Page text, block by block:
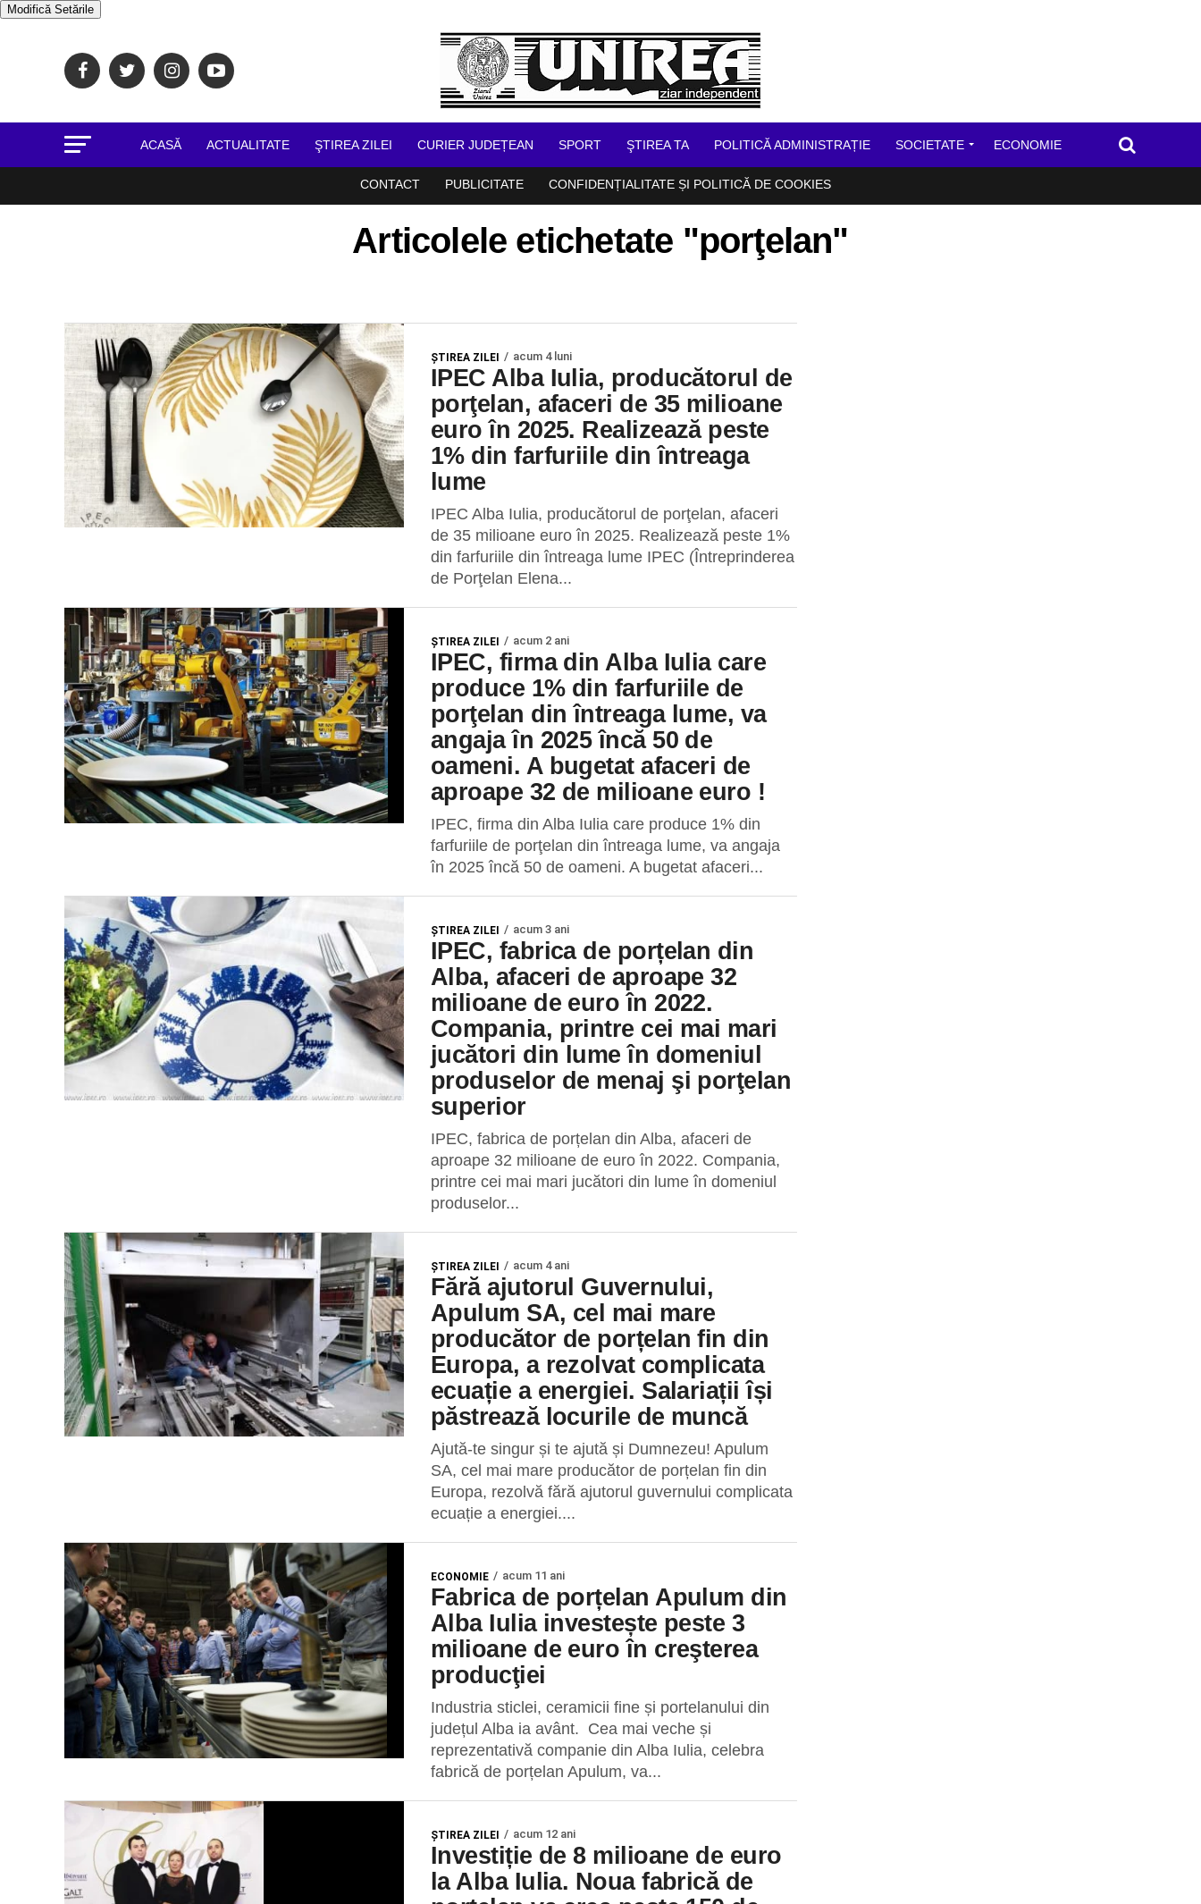
Modifică Setările
ACASĂ ACTUALITATE ŞTIREA ZILEI CURIER JUDEȚEAN SPORT ŞTIREA TA POLITICĂ ADMINISTRAȚIE SOCIETATE ECONOMIE
CONTACT PUBLICITATE CONFIDENȚIALITATE ȘI POLITICĂ DE COOKIES
Articolele etichetate "porţelan"
ŞTIREA ZILEI acum 4 luni
IPEC Alba Iulia, producătorul de
porţelan, afaceri de 35 milioane
euro în 2025. Realizează peste
1% din farfuriile din întreaga
lume
IPEC Alba Iulia, producătorul de porţelan, afaceri
de 35 milioane euro în 2025. Realizează peste 1%
din farfuriile din întreaga lume IPEC (Întreprinderea
de Porţelan Elena...
ŞTIREA ZILEI acum 2 ani
IPEC, firma din Alba Iulia care
produce 1% din farfuriile de
porţelan din întreaga lume, va
angaja în 2025 încă 50 de
oameni. A bugetat afaceri de
aproape 32 de milioane euro !
IPEC, firma din Alba Iulia care produce 1% din
farfuriile de porţelan din întreaga lume, va angaja
în 2025 încă 50 de oameni. A bugetat afaceri...
ŞTIREA ZILEI acum 3 ani
IPEC, fabrica de porțelan din
Alba, afaceri de aproape 32
milioane de euro în 2022.
Compania, printre cei mai mari
jucători din lume în domeniul
produselor de menaj şi porţelan
superior
IPEC, fabrica de porțelan din Alba, afaceri de
aproape 32 milioane de euro în 2022. Compania,
printre cei mai mari jucători din lume în domeniul
produselor...
ŞTIREA ZILEI acum 4 ani
Fără ajutorul Guvernului,
Apulum SA, cel mai mare
producător de porțelan fin din
Europa, a rezolvat complicata
ecuație a energiei. Salariații își
păstrează locurile de muncă
Ajută-te singur și te ajută și Dumnezeu! Apulum
SA, cel mai mare producător de porțelan fin din
Europa, rezolvă fără ajutorul guvernului complicata
ecuație a energiei....
ECONOMIE acum 11 ani
Fabrica de porțelan Apulum din
Alba Iulia investește peste 3
milioane de euro în creşterea
producţiei
Industria sticlei, ceramicii fine și portelanului din
județul Alba ia avânt. Cea mai veche și
reprezentativă companie din Alba Iulia, celebra
fabrică de porțelan Apulum, va...
ŞTIREA ZILEI acum 12 ani
Investiție de 8 milioane de euro
la Alba Iulia. Noua fabrică de